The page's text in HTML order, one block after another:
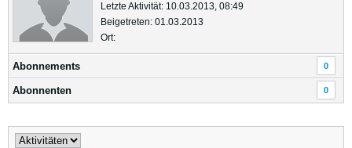
Letzte Aktivität: 10.03.2013, 08:49
Beigetreten: 01.03.2013
Ort:
Abonnements 0
Abonnenten 0